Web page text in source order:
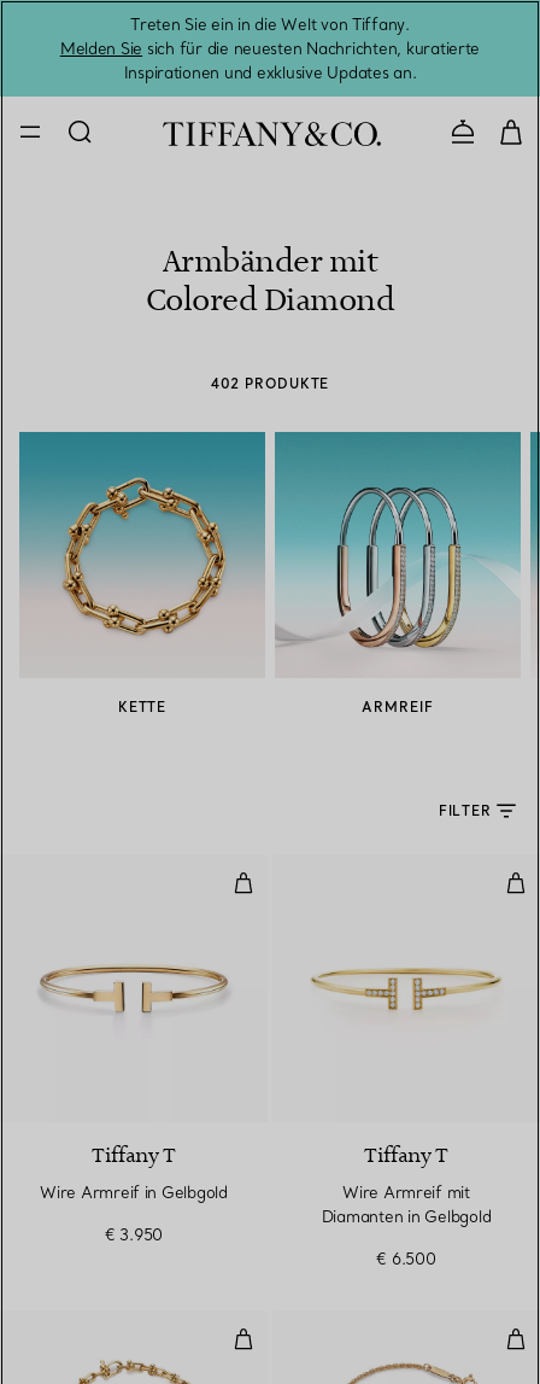
Treten Sie ein in die Welt von Tiffany.
Melden Sie sich für die neuesten Nachrichten, kuratierte
Inspirationen und exklusive Updates an.
Armbänder mit
Colored Diamond
402 PRODUKTE
KETTE ARMREIF
FILTER
Wire Armreif in Gelbgold
Tiffany T
Wire Armreif in Gelbgold
€ 3.950
Tiffany T
Wire Armreif mit
Diamanten in Gelbgold
€ 6.500
Schmales Gliederarmband in